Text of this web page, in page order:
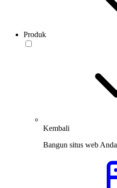
Produk
Kembali
Bangun situs web Anda